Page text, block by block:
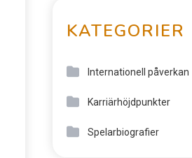
KATEGORIER
Internationell påverkan
Karriärhöjdpunkter
Spelarbiografier